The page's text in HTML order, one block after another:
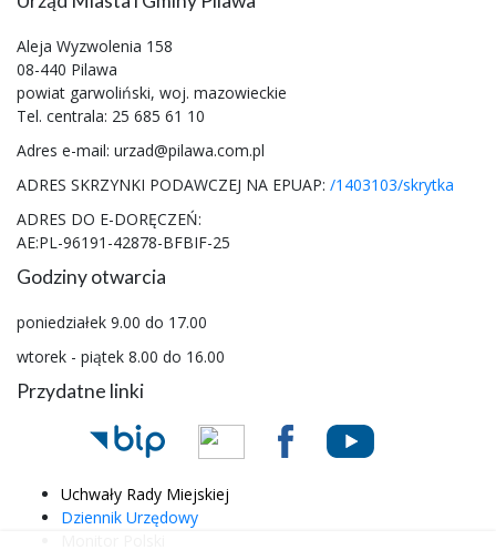
Aleja Wyzwolenia 158
08-440 Pilawa
powiat garwoliński, woj. mazowieckie
Tel. centrala: 25 685 61 10
Adres e-mail: urzad@pilawa.com.pl
ADRES SKRZYNKI PODAWCZEJ NA EPUAP: /1403103/skrytka
ADRES DO E-DORĘCZEŃ:
AE:PL-96191-42878-BFBIF-25
Godziny otwarcia
poniedziałek 9.00 do 17.00
wtorek - piątek 8.00 do 16.00
Przydatne linki
Uchwały Rady Miejskiej
Dziennik Urzędowy